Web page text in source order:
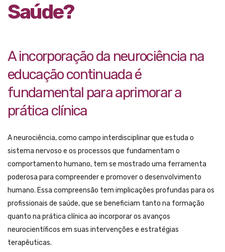
Saúde?
A incorporação da neurociência na
educação continuada é
fundamental para aprimorar a
prática clínica
A neurociência, como campo interdisciplinar que estuda o
sistema nervoso e os processos que fundamentam o
comportamento humano, tem se mostrado uma ferramenta
poderosa para compreender e promover o desenvolvimento
humano. Essa compreensão tem implicações profundas para os
profissionais de saúde, que se beneficiam tanto na formação
quanto na prática clínica ao incorporar os avanços
neurocientíficos em suas intervenções e estratégias
terapêuticas.